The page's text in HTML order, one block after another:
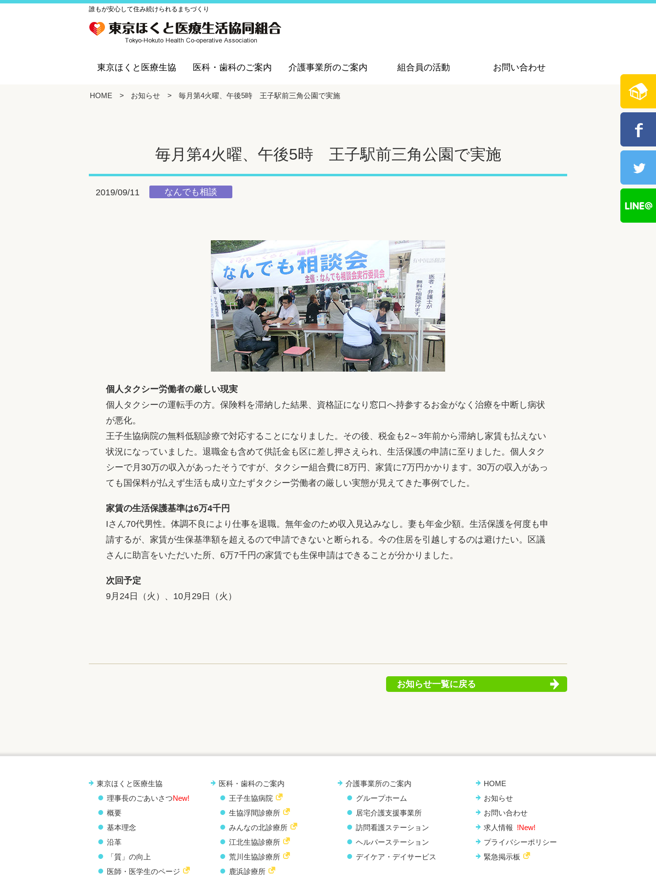
誰もが安心して住み続けられるまちづくり
東京ほくと医療生協 医科・歯科のご案内 介護事業所のご案内 組合員の活動 お問い合わせ
HOME > お知らせ > 毎月第4火曜、午後5時 王子駅前三角公園で実施
毎月第4火曜、午後5時 王子駅前三角公園で実施
2019/09/11 なんでも相談
個人タクシー労働者の厳しい現実
個人タクシーの運転手の方。保険料を滞納した結果、資格証になり窓口へ持参するお金がなく治療を中断し病状
が悪化。
王子生協病院の無料低額診療で対応することになりました。その後、税金も2～3年前から滞納し家賃も払えない
状況になっていました。退職金も含めて供託金も区に差し押さえられ、生活保護の申請に至りました。個人タク
シーで月30万の収入があったそうですが、タクシー組合費に8万円、家賃に7万円かかります。30万の収入があっ
ても国保料が払えず生活も成り立たずタクシー労働者の厳しい実態が見えてきた事例でした。
家賃の生活保護基準は6万4千円
Iさん70代男性。体調不良により仕事を退職。無年金のため収入見込みなし。妻も年金少額。生活保護を何度も申
請するが、家賃が生保基準額を超えるので申請できないと断られる。今の住居を引越しするのは避けたい。区議
さんに助言をいただいた所、6万7千円の家賃でも生保申請はできることが分かりました。
次回予定
9月24日（火）、10月29日（火）
お知らせ一覧に戻る
東京ほくと医療生協
理事長のごあいさつNew!
概要
基本理念
沿革
「質」の向上
医師・医学生のページ
医科・歯科のご案内
王子生協病院
生協浮間診療所
みんなの北診療所
江北生協診療所
荒川生協診療所
鹿浜診療所
介護事業所のご案内
グループホーム
居宅介護支援事業所
訪問看護ステーション
ヘルパーステーション
デイケア・デイサービス
HOME
お知らせ
お問い合わせ
求人情報 !New!
プライバシーポリシー
緊急掲示板